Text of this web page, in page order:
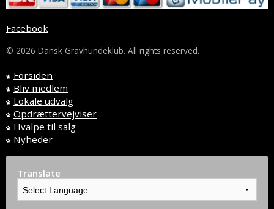
Facebook
© 2026 Dansk Gravhundeklub. All rights reserved.
Forsiden
Bliv medlem
Lokale udvalg
Opdrættervejviser
Hvalpe til salg
Nyheder
Translate